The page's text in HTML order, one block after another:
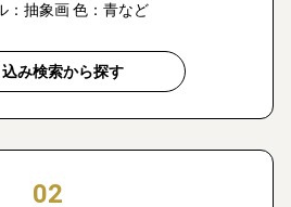
：抽象画 色：青など
み検索から探す
02